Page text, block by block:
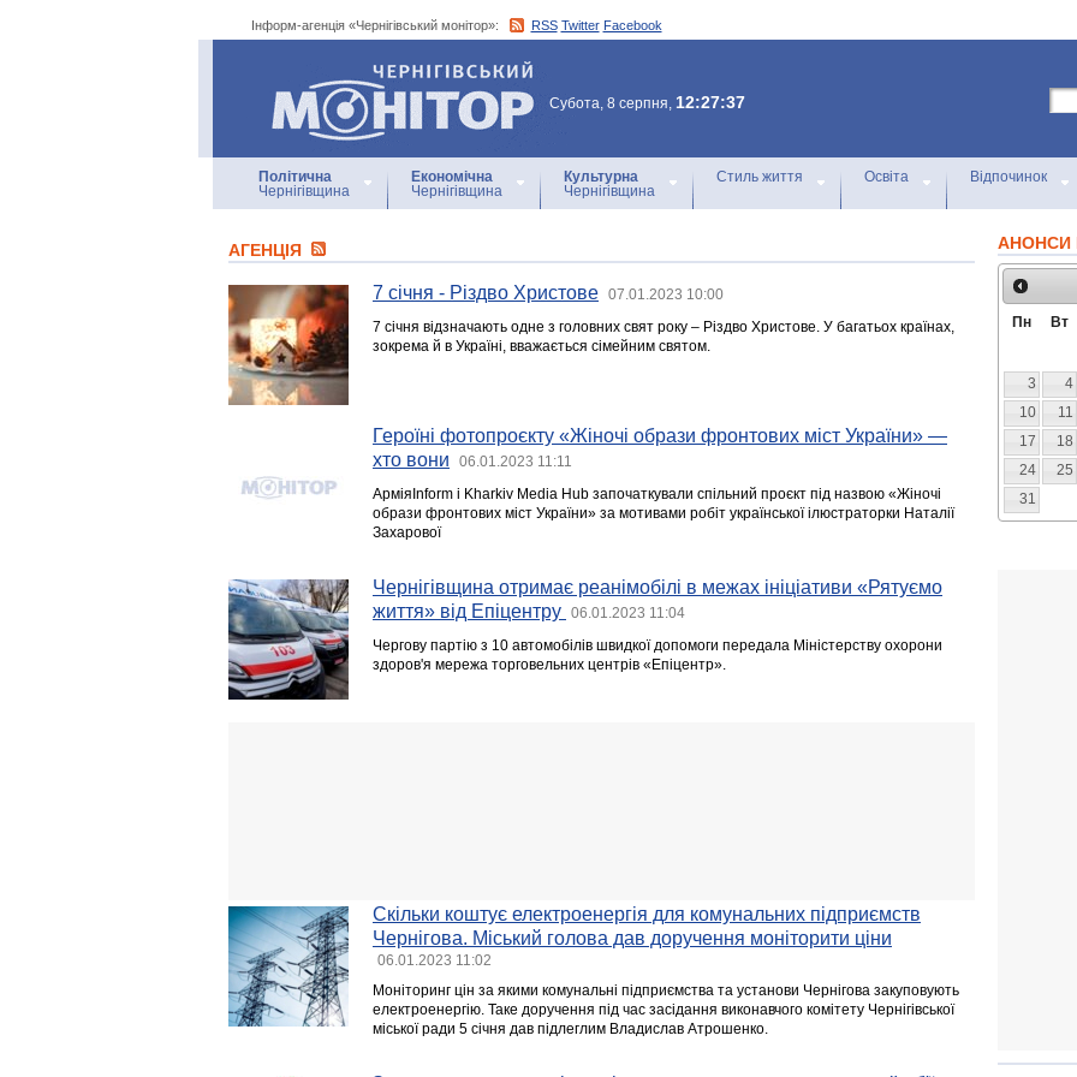
Інформ-агенція «Чернігівський монітор»: RSS Twitter Facebook
Інформ-агенція
«Чернігівський монітор»
Субота, 8 серпня, 12:27:37
Політична
Чернігівщина
Економічна
Чернігівщина
Культурна
Чернігівщина
Стиль життя Освіта Відпочинок
АГЕНЦIЯ
7 січня - Різдво Христове 07.01.2023 10:00
7 січня відзначають одне з головних свят року – Різдво Христове. У багатьох країнах,
зокрема й в Україні, вважається сімейним святом.
Героїні фотопроєкту «Жіночі образи фронтових міст України» —
хто вони
06.01.2023 11:11
АрміяInform і Kharkiv Media Hub започаткували спільний проєкт під назвою «Жіночі
образи фронтових міст України» за мотивами робіт української ілюстраторки Наталії
Захарової
Чернігівщина отримає реанімобілі в межах ініціативи «Рятуємо
життя» від Епіцентру
06.01.2023 11:04
Чергову партію з 10 автомобілів швидкої допомоги передала Міністерству охорони
здоров'я мережа торговельних центрів «Епіцентр».
Скільки коштує електроенергія для комунальних підприємств
Чернігова. Міський голова дав доручення моніторити ціни
06.01.2023 11:02
Моніторинг цін за якими комунальні підприємства та установи Чернігова закуповують
електроенергію. Таке доручення під час засідання виконавчого комітету Чернігівської
міської ради 5 січня дав підлеглим Владислав Атрошенко.
АНОНСИ
Пн Вт
3
4
10
11
17
18
24
25
31